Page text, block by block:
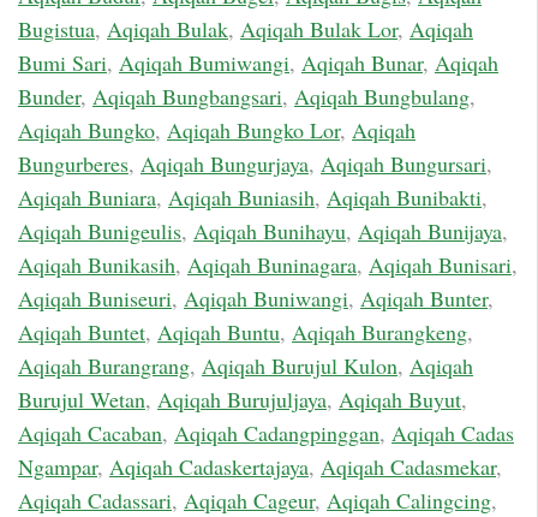
Bugistua, Aqiqah Bulak, Aqiqah Bulak Lor, Aqiqah
Bumi Sari, Aqiqah Bumiwangi, Aqiqah Bunar, Aqiqah
Bunder, Aqiqah Bungbangsari, Aqiqah Bungbulang,
Aqiqah Bungko, Aqiqah Bungko Lor, Aqiqah
Bungurberes, Aqiqah Bungurjaya, Aqiqah Bungursari,
Aqiqah Buniara, Aqiqah Buniasih, Aqiqah Bunibakti,
Aqiqah Bunigeulis, Aqiqah Bunihayu, Aqiqah Bunijaya,
Aqiqah Bunikasih, Aqiqah Buninagara, Aqiqah Bunisari,
Aqiqah Buniseuri, Aqiqah Buniwangi, Aqiqah Bunter,
Aqiqah Buntet, Aqiqah Buntu, Aqiqah Burangkeng,
Aqiqah Burangrang, Aqiqah Burujul Kulon, Aqiqah
Burujul Wetan, Aqiqah Burujuljaya, Aqiqah Buyut,
Aqiqah Cacaban, Aqiqah Cadangpinggan, Aqiqah Cadas
Ngampar, Aqiqah Cadaskertajaya, Aqiqah Cadasmekar,
Aqiqah Cadassari, Aqiqah Cageur, Aqiqah Calingcing,